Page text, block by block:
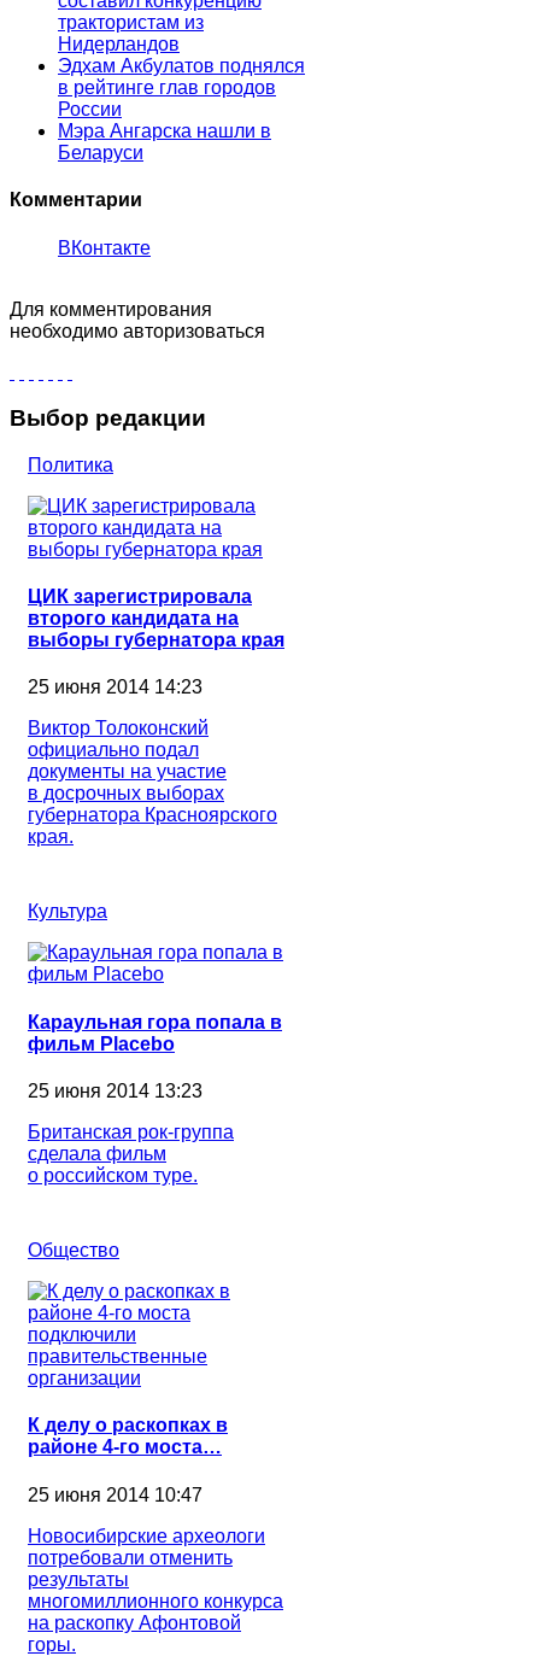
трактористам из
Нидерландов
Эдхам Акбулатов поднялся
в рейтинге глав городов
России
Мэра Ангарска нашли в
Беларуси
Комментарии
ВКонтакте
Для комментирования
необходимо авторизоваться
Выбор редакции
Политика
ЦИК зарегистрировала
второго кандидата на
выборы губернатора края
25 июня 2014 14:23
Виктор Толоконский
официально подал
документы на участие
в досрочных выборах
губернатора Красноярского
края.
Культура
Караульная гора попала в
фильм Placebo
25 июня 2014 13:23
Британская рок-группа
сделала фильм
о российском туре.
Общество
К делу о раскопках в
районе 4-го моста…
25 июня 2014 10:47
Новосибирские археологи
потребовали отменить
результаты
многомиллионного конкурса
на раскопку Афонтовой
горы.